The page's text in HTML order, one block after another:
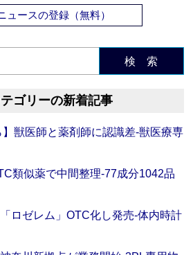
ュースの登録（無料）
検 索
ゴリーの新着記事
】獣医師と薬剤師に認識差‐獣医療専
類似薬で中間整理‐77成分1042品
ロゼレム」OTC化し発売‐体内時計